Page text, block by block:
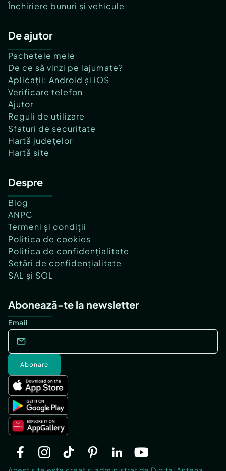
Închiriere bunuri și vehicule
De ajutor
Pachetele mele
De ce să vinzi pe lajumate?
Aplicații: Android și iOS
Verificare telefon
Ajutor
Reguli de utilizare
Sfaturi de securitate
Hartă județelor
Hartă site
Despre
Blog
ANPC
Termeni și condiții
Politica de cookies
Politica de confidențialitate
Setări de confidențialitate
SAL și SOL
Abonează-te la newsletter
Email
Abonare